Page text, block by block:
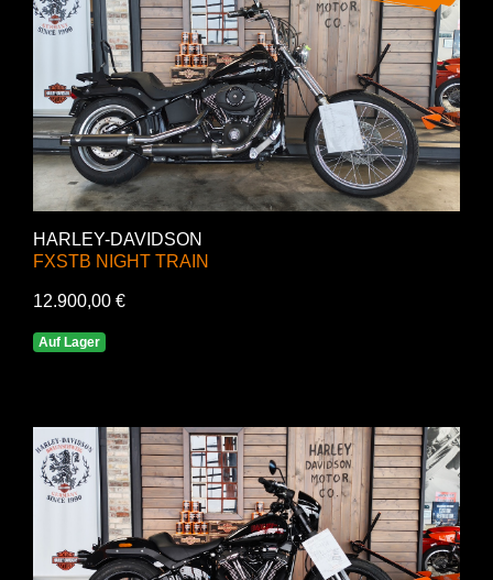
HARLEY-DAVIDSON
FXSTB NIGHT TRAIN
12.900,00 €
Auf Lager